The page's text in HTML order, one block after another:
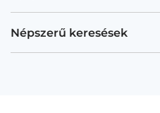
Népszerű keresések